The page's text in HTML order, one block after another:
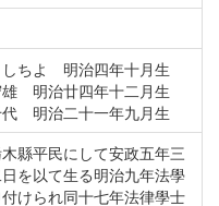
ちよ 明治四年十月生
明治廿四年十二月生
明治二十一年九月生
縣平民にして安政五年三
を以て生る明治九年法學
けられ同十七年法律學士